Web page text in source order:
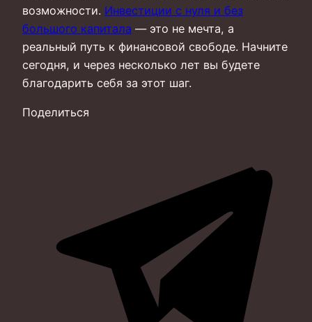
возможности. Инвестиции с нуля и без
большого капитала — это не мечта, а
реальный путь к финансовой свободе. Начните
сегодня, и через несколько лет вы будете
благодарить себя за этот шаг.
Поделиться